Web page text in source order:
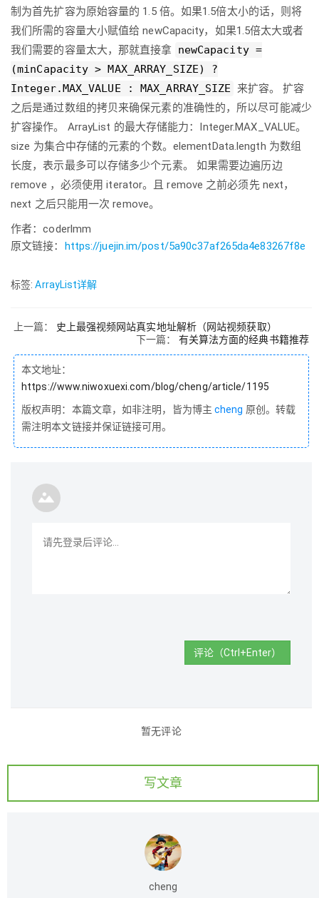
制为首先扩容为原始容量的 1.5 倍。如果1.5倍太小的话，则将
我们所需的容量大小赋值给 newCapacity，如果1.5倍太大或者
我们需要的容量太大，那就直接拿 newCapacity =
(minCapacity > MAX_ARRAY_SIZE) ?
Integer.MAX_VALUE : MAX_ARRAY_SIZE 来扩容。 扩容
之后是通过数组的拷贝来确保元素的准确性的，所以尽可能减少
扩容操作。 ArrayList 的最大存储能力：Integer.MAX_VALUE。
size 为集合中存储的元素的个数。elementData.length 为数组
长度，表示最多可以存储多少个元素。 如果需要边遍历边
remove ，必须使用 iterator。且 remove 之前必须先 next，
next 之后只能用一次 remove。
作者：coderlmm
原文链接： https://juejin.im/post/5a90c37af265da4e83267f8e
标签:ArrayList详解
上一篇： 史上最强视频网站真实地址解析（网站视频获取）
下一篇： 有关算法方面的经典书籍推荐
本文地址：
https://www.niwoxuexi.com/blog/cheng/article/1195
版权声明：本篇文章，如非注明，皆为博主cheng 原创。转载
需注明本文链接并保证链接可用。
评论（Ctrl+Enter）
暂无评论
写文章
cheng